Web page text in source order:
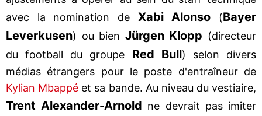
avec la nomination de Xabi Alonso (Bayer
Leverkusen) ou bien Jürgen Klopp (directeur
du football du groupe Red Bull) selon divers
médias étrangers pour le poste d'entraîneur de
Kylian Mbappé et sa bande. Au niveau du vestiaire,
Trent Alexander-Arnold ne devrait pas imiter